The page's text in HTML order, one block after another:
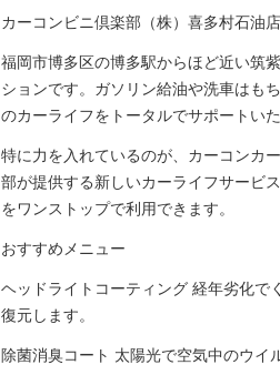
カーコンビニ倶楽部（株）喜多村石油
福岡市博多区の博多駅からほど近い筑
ションです。ガソリン給油や洗車はも
のカーライフをトータルでサポートい
特に力を入れているのが、カーコンカ
部が提供する新しいカーライフサービ
をワンストップで利用できます。
おすすめメニュー
ヘッドライトコーティング 経年劣化で
復元します。
除菌消臭コート 太陽光で空気中のウイ